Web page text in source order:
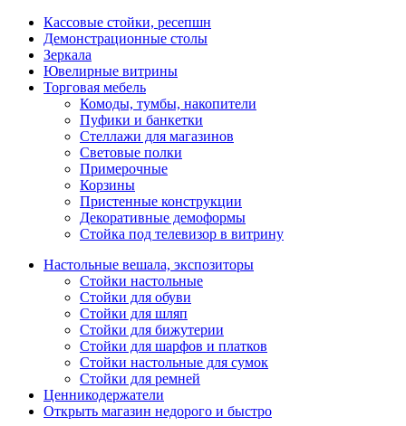
Кассовые стойки, ресепшн
Демонстрационные столы
Зеркала
Ювелирные витрины
Торговая мебель
Комоды, тумбы, накопители
Пуфики и банкетки
Стеллажи для магазинов
Световые полки
Примерочные
Корзины
Пристенные конструкции
Декоративные демоформы
Стойка под телевизор в витрину
Настольные вешала, экспозиторы
Стойки настольные
Стойки для обуви
Стойки для шляп
Стойки для бижутерии
Стойки для шарфов и платков
Стойки настольные для сумок
Стойки для ремней
Ценникодержатели
Открыть магазин недорого и быстро